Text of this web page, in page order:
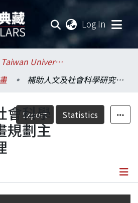
Log In
.National Taiwan University / 國立臺灣大學
補助人文及社會科學研究圖書計畫規劃主題：人文地理
Export Statistics
會科學
規劃主
Details